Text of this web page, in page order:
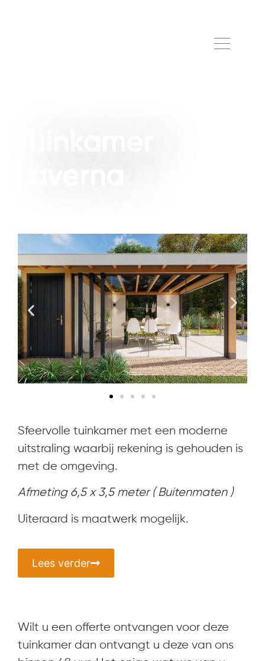
Sfeervolle tuinkamer met een moderne
uitstraling waarbij rekening is gehouden is
met de omgeving.
Afmeting 6,5 x 3,5 meter ( Buitenmaten )
Uiteraard is maatwerk mogelijk.
Lees verder
Wilt u een offerte ontvangen voor deze
tuinkamer dan ontvangt u deze van ons